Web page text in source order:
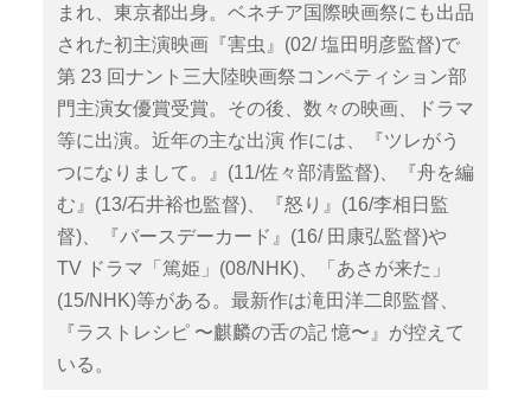
まれ、東京都出身。ベネチア国際映画祭にも出品
された初主演映画『害虫』(02/ 塩田明彦監督)で
第 23 回ナント三大陸映画祭コンペティション部
門主演女優賞受賞。その後、数々の映画、ドラマ
等に出演。近年の主な出演 作には、『ツレがう
つになりまして。』(11/佐々部清監督)、『舟を編
む』(13/石井裕也監督)、『怒り』(16/李相日監
督)、『バースデーカード』(16/ 田康弘監督)や
TV ドラマ「篤姫」(08/NHK)、「あさが来た」
(15/NHK)等がある。最新作は滝田洋二郎監督、
『ラストレシピ 〜麒麟の舌の記 憶〜』が控えて
いる。